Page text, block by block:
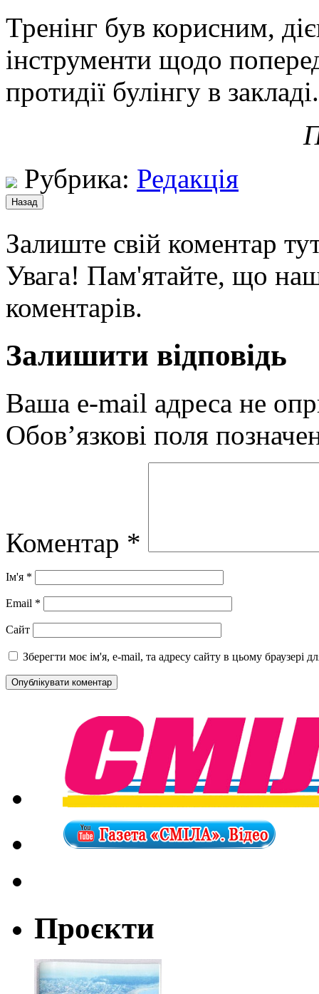
Тренінг був корисним,
інструменти щодо
протидії булінгу в закладі.
Рубрика: Редакція
Залиште свій коментар
Увага! Пам'ятайте, що
коментарів.
Залишити відповідь
Ваша e-mail адреса не
Обов’язкові поля
Коментар *
Ім'я *
Email *
Сайт
Зберегти моє ім'я, e-mail, та адресу сайту в цьому браузері
Проєкти